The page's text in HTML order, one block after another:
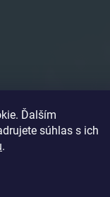
Ďalším
súhlas s ich
.